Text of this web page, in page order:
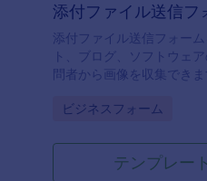
添付ファイル送信フ
添付ファイル送信フォー
ト、ブログ、ソフトウェ
問者から画像を収集できま
Go to Category:
ビジネスフォーム
テンプレー